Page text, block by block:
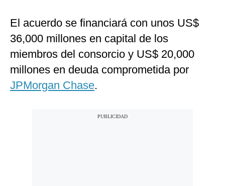
El acuerdo se financiará con unos US$
36,000 millones en capital de los
miembros del consorcio y US$ 20,000
millones en deuda comprometida por
JPMorgan Chase.